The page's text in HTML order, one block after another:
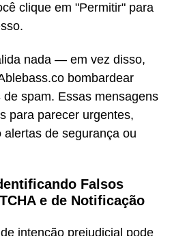
clique em "Permitir" para
nada — em vez disso,
bombardear
spam. Essas mensagens
para parecer urgentes,
de segurança ou
Falsos
e de Notificação
intenção prejudicial pode